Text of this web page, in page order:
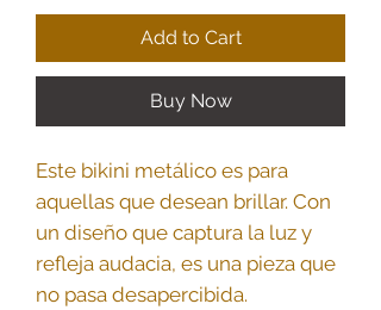
Add to Cart
Buy Now
Este bikini metálico es para
aquellas que desean brillar. Con
un diseño que captura la luz y
refleja audacia, es una pieza que
no pasa desapercibida.